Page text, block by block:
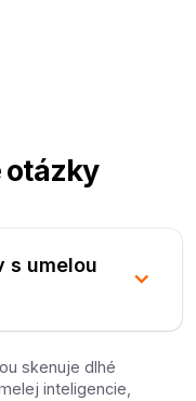
otázky
s umelou
skenuje dlhé
inteligencie,